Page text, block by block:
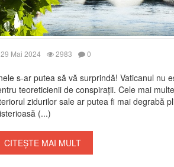
Mai 2024 2983 0
s-ar putea să vă surprindă! Vaticanul nu
teoreticienii de conspirații. Cele mai
zidurilor sale ar putea fi mai degrabă
(...)
CITEȘTE MAI MULT